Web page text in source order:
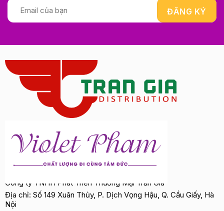
Công ty TNHH Phát Triển Thương Mại Trần Gia
Địa chỉ: Số 149 Xuân Thủy, P. Dịch Vọng Hậu, Q. Cầu Giấy, Hà
Nội